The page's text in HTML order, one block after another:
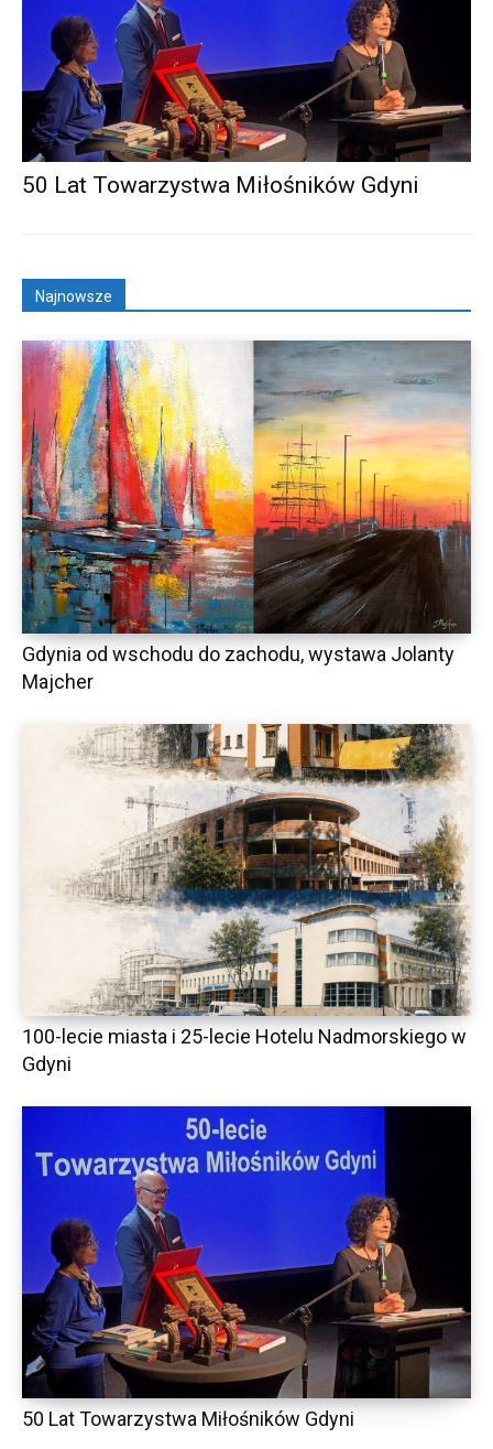
50 Lat Towarzystwa Miłośników Gdyni
Najnowsze
Gdynia od wschodu do zachodu, wystawa Jolanty
Majcher
100-lecie miasta i 25-lecie Hotelu Nadmorskiego w
Gdyni
50 Lat Towarzystwa Miłośników Gdyni